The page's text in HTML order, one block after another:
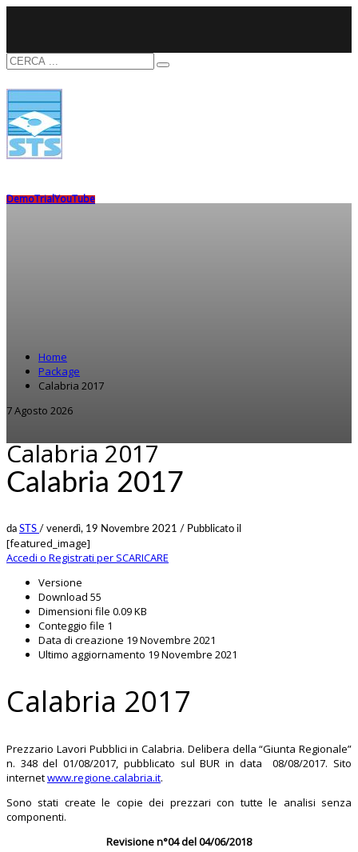
DemoTrialYouTube
Home
Package
Calabria 2017
7 Agosto 2026
Calabria 2017
Calabria 2017
da STS / venerdì, 19 Novembre 2021 / Pubblicato il
[featured_image]
Accedi o Registrati per SCARICARE
Versione
Download 55
Dimensioni file 0.09 KB
Conteggio file 1
Data di creazione 19 Novembre 2021
Ultimo aggiornamento 19 Novembre 2021
Calabria 2017
Prezzario Lavori Pubblici in Calabria. Delibera della “Giunta Regionale”
n. 348 del 01/08/2017, pubblicato sul BUR in data 08/08/2017. Sito
internetwww.regione.calabria.it.
Sono stati create le copie dei prezzari con tutte le analisi senza
componenti.
Revisione n°04 del 04/06/2018